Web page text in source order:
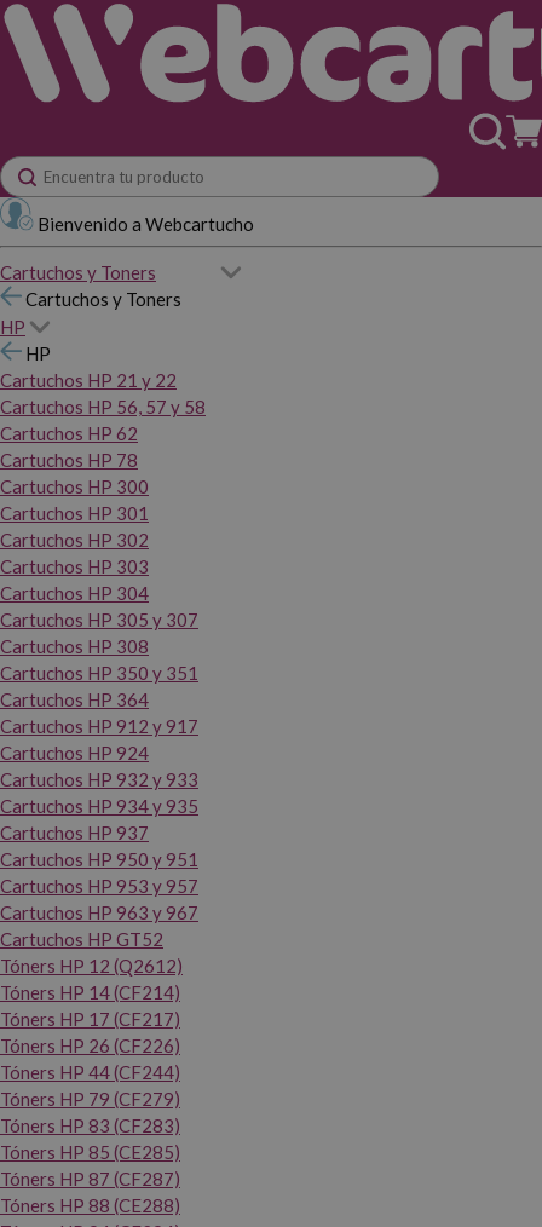
Bienvenido a Webcartucho
Cartuchos y Toners
Cartuchos y Toners
HP
HP
Cartuchos HP 21 y 22
Cartuchos HP 56, 57 y 58
Cartuchos HP 62
Cartuchos HP 78
Cartuchos HP 300
Cartuchos HP 301
Cartuchos HP 302
Cartuchos HP 303
Cartuchos HP 304
Cartuchos HP 305 y 307
Cartuchos HP 308
Cartuchos HP 350 y 351
Cartuchos HP 364
Cartuchos HP 912 y 917
Cartuchos HP 924
Cartuchos HP 932 y 933
Cartuchos HP 934 y 935
Cartuchos HP 937
Cartuchos HP 950 y 951
Cartuchos HP 953 y 957
Cartuchos HP 963 y 967
Cartuchos HP GT52
Tóners HP 12 (Q2612)
Tóners HP 14 (CF214)
Tóners HP 17 (CF217)
Tóners HP 26 (CF226)
Tóners HP 44 (CF244)
Tóners HP 79 (CF279)
Tóners HP 83 (CF283)
Tóners HP 85 (CE285)
Tóners HP 87 (CF287)
Tóners HP 88 (CE288)